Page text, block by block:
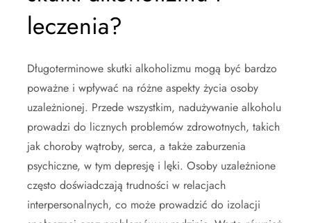
leczenia?
Długoterminowe skutki alkoholizmu mogą być bardzo
poważne i wpływać na różne aspekty życia osoby
uzależnionej. Przede wszystkim, nadużywanie alkoholu
prowadzi do licznych problemów zdrowotnych, takich
jak choroby wątroby, serca, a także zaburzenia
psychiczne, w tym depresję i lęki. Osoby uzależnione
często doświadczają trudności w relacjach
interpersonalnych, co może prowadzić do izolacji